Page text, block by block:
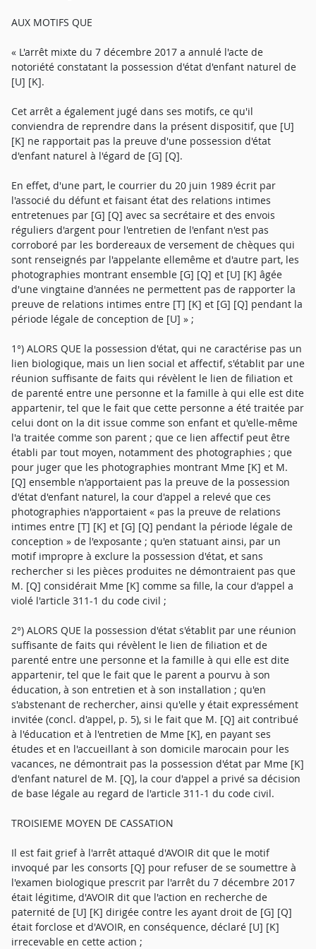
AUX MOTIFS QUE
« L'arrêt mixte du 7 décembre 2017 a annulé l'acte de
notoriété constatant la possession d'état d'enfant naturel de
[U] [K].
Cet arrêt a également jugé dans ses motifs, ce qu'il
conviendra de reprendre dans la présent dispositif, que [U]
[K] ne rapportait pas la preuve d'une possession d'état
d'enfant naturel à l'égard de [G] [Q].
En effet, d'une part, le courrier du 20 juin 1989 écrit par
l'associé du défunt et faisant état des relations intimes
entretenues par [G] [Q] avec sa secrétaire et des envois
réguliers d'argent pour l'entretien de l'enfant n'est pas
corroboré par les bordereaux de versement de chèques qui
sont renseignés par l'appelante ellemême et d'autre part, les
photographies montrant ensemble [G] [Q] et [U] [K] âgée
d'une vingtaine d'années ne permettent pas de rapporter la
preuve de relations intimes entre [T] [K] et [G] [Q] pendant la
période légale de conception de [U] » ;
1°) ALORS QUE la possession d'état, qui ne caractérise pas un
lien biologique, mais un lien social et affectif, s'établit par une
réunion suffisante de faits qui révèlent le lien de filiation et
de parenté entre une personne et la famille à qui elle est dite
appartenir, tel que le fait que cette personne a été traitée par
celui dont on la dit issue comme son enfant et qu'elle-même
l'a traitée comme son parent ; que ce lien affectif peut être
établi par tout moyen, notamment des photographies ; que
pour juger que les photographies montrant Mme [K] et M.
[Q] ensemble n'apportaient pas la preuve de la possession
d'état d'enfant naturel, la cour d'appel a relevé que ces
photographies n'apportaient « pas la preuve de relations
intimes entre [T] [K] et [G] [Q] pendant la période légale de
conception » de l'exposante ; qu'en statuant ainsi, par un
motif impropre à exclure la possession d'état, et sans
rechercher si les pièces produites ne démontraient pas que
M. [Q] considérait Mme [K] comme sa fille, la cour d'appel a
violé l'article 311-1 du code civil ;
2°) ALORS QUE la possession d'état s'établit par une réunion
suffisante de faits qui révèlent le lien de filiation et de
parenté entre une personne et la famille à qui elle est dite
appartenir, tel que le fait que le parent a pourvu à son
éducation, à son entretien et à son installation ; qu'en
s'abstenant de rechercher, ainsi qu'elle y était expressément
invitée (concl. d'appel, p. 5), si le fait que M. [Q] ait contribué
à l'éducation et à l'entretien de Mme [K], en payant ses
études et en l'accueillant à son domicile marocain pour les
vacances, ne démontrait pas la possession d'état par Mme [K]
d'enfant naturel de M. [Q], la cour d'appel a privé sa décision
de base légale au regard de l'article 311-1 du code civil.
TROISIEME MOYEN DE CASSATION
Il est fait grief à l'arrêt attaqué d'AVOIR dit que le motif
invoqué par les consorts [Q] pour refuser de se soumettre à
l'examen biologique prescrit par l'arrêt du 7 décembre 2017
était légitime, d'AVOIR dit que l'action en recherche de
paternité de [U] [K] dirigée contre les ayant droit de [G] [Q]
était forclose et d'AVOIR, en conséquence, déclaré [U] [K]
irrecevable en cette action ;